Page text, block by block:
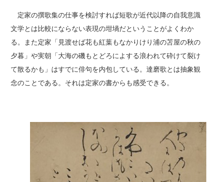
定家の撰歌集の仕事を検討すれば短歌が近代以降の自我意識
文学とは比較にならない表現の坩堝だということがよくわか
る。また定家「見渡せば花も紅葉もなかりけり浦の苫屋の秋の
夕暮」や実朝「大海の磯もとどろによする浪われて砕けて裂け
て散るかも」はすでに俳句を内包している。達磨歌とは抽象観
念のことである。それは定家の書からも感受できる。